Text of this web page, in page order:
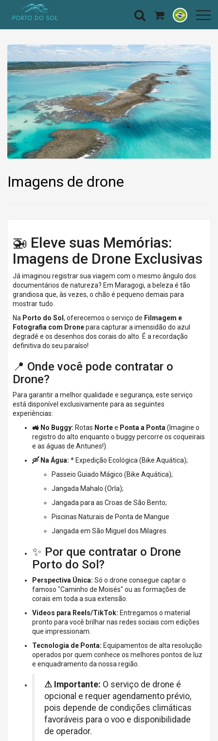
Imagens de drone
🚁 Eleve suas Memórias:
Imagens de Drone Exclusivas
Já imaginou registrar sua viagem com o mesmo ângulo dos
documentários de natureza? Em Maragogi, a beleza é tão
grandiosa que, às vezes, o chão é pequeno demais para
mostrar tudo.
Na Porto do Sol , oferecemos o serviço de Filmagem e
Fotografia com Dronepara capturar a imensidão do azul
degradê e os desenhos dos corais do alto. É a recordação
definitiva do seu paraíso!
📍 Onde você pode contratar o
Drone?
Para garantir a melhor qualidade e segurança, este serviço
está disponível exclusivamente para as seguintes
experiências:
🚜 No Buggy: Rotas Nortee Ponta a Ponta (Imagine o
registro do alto enquanto o buggy percorre os coqueirais
e as águas de Antunes!).
🛶 Na Água: * Expedição Ecológica (Bike Aquática);
Passeio Guiado Mágico (Bike Aquática);
Jangada Mahalo (Orla);
Jangada para as Croas de São Bento;
Piscinas Naturais de Ponta de Mangue
Jangada em São Miguel dos Milagres.
✨ Por que contratar o Drone
Porto do Sol?
Perspectiva Única: Só o drone consegue captar o
famoso "Caminho de Moisés" ou as formações de
corais em toda a sua extensão.
Vídeos para Reels/TikTok: Entregamos o material
pronto para você brilhar nas redes sociais com edições
que impressionam.
Tecnologia de Ponta: Equipamentos de alta resolução
operados por quem conhece os melhores pontos de luz
e enquadramento da nossa região.
⚠ Importante: O serviço de drone é
opcional e requer agendamento prévio,
pois depende de condições climáticas
favoráveis para o voo e disponibilidade
de operador.